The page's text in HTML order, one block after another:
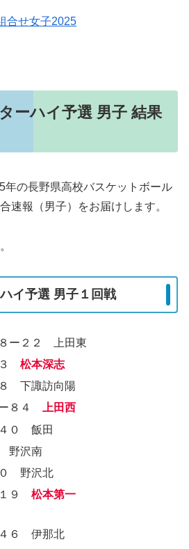
合せ女子2025
ーハイ予選 男子 結果
年の長野県高校バスケットボール
速報（男子）をお届けします。
イ予選 男子１回戦
ー２２ 上田東
３松本深志
下諏訪向陽
８４
上田西
０ 飯田
沢南
野沢北
１９松本第一
４６ 伊那北